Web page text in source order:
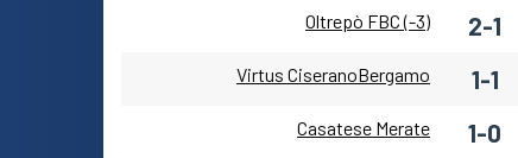
Oltrepò FBC (-3) 2-1
Virtus CiseranoBergamo 1-1
Casatese Merate 1-0